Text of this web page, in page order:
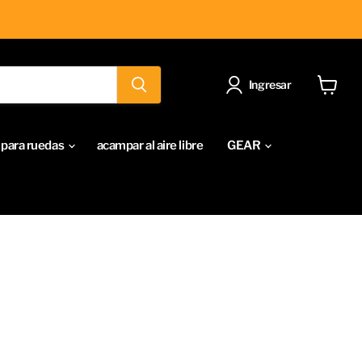
Ingresar
ruedas acampar al aire libre GEAR